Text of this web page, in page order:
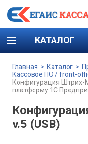
КАТАЛОГ
Главная > Каталог >
Кассовое ПО / front-
Конфигурация Штрих-
платформу 1С
v.5 (USB)